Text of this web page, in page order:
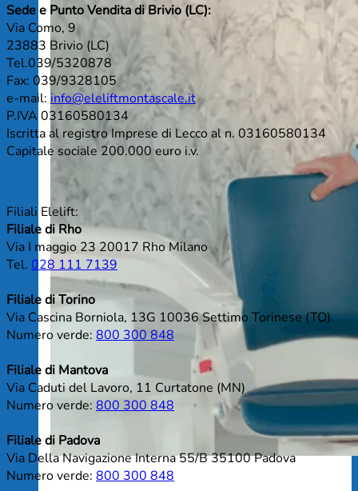
Sede e Punto Vendita di Brivio (LC):
Via Como, 9
23883 Brivio (LC)
Tel.039/5320878
Fax: 039/9328105
e-mail: info@eleliftmontascale.it
P.IVA 03160580134
Iscritta al registro Imprese di Lecco al n. 03160580134
Capitale sociale 200.000 euro i.v.
Filiali Elelift:
Filiale di Rho
Via I maggio 23 20017 Rho Milano
Tel. 028 111 7139
Filiale di Torino
Via Cascina Borniola, 13G 10036 Settimo Torinese (TO)
Numero verde: 800 300 848
Filiale di Mantova
Via Caduti del Lavoro, 11 Curtatone (MN)
Numero verde: 800 300 848
Filiale di Padova
Via Della Navigazione Interna 55/B 35100 Padova
Numero verde: 800 300 848